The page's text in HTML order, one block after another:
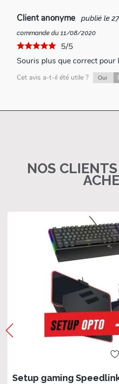
Client anonyme publié le
commande du 11/08/2020
5/5
Souris plus que correct pour
Cet avis a-t-il été utile ? Oui
NOS
Setup gaming